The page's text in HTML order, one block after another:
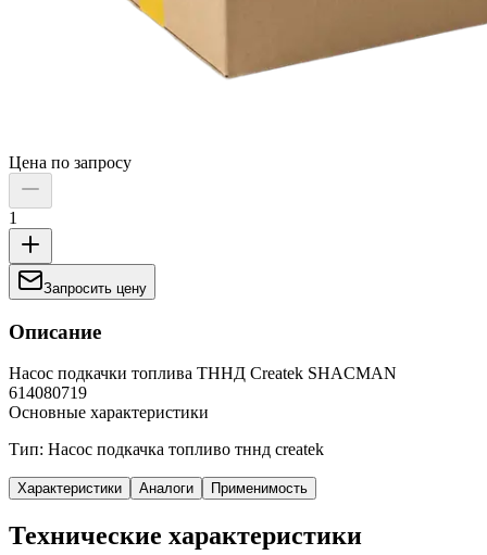
Цена по запросу
1
Запросить цену
Описание
Насос подкачки топлива ТННД Createk SHACMAN
614080719
Основные характеристики
Тип: Насос подкачка топливо тннд createk
Характеристики Аналоги Применимость
Технические характеристики